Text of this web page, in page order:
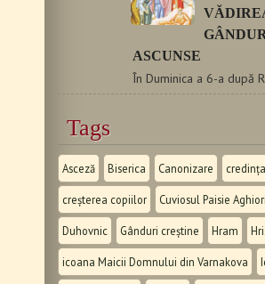
ASCUNSE
Tags
Asceză Biserica Canonizare credința
creșterea copiilor Cuviosul Paisie
Duhovnic Gânduri creștine Hram
icoana Maicii Domnului din Varnakova